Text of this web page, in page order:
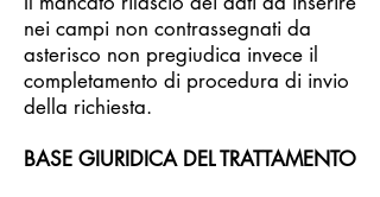
nei campi non contrassegnati da
asterisco non pregiudica invece il
completamento di procedura di invio
della richiesta.
BASE GIURIDICA DEL TRATTAMENTO